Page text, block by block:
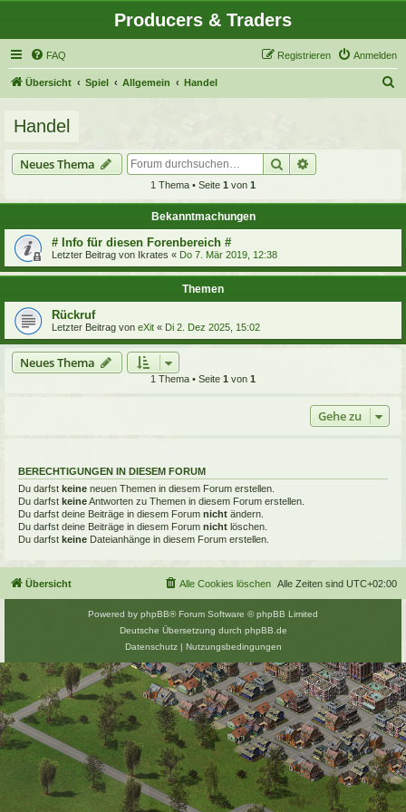
Producers & Traders
FAQ Anmelden
Registrieren
Übersicht Spiel Allgemein Handel
Handel
Neues Thema Suche
1 Thema • Seite 1 von 1
Bekanntmachungen
# Info für diesen Forenbereich #
Letzter Beitrag von Ikrates « Do 7. Mär 2019, 12:38
Themen
Rückruf
Letzter Beitrag von eXit « Di 2. Dez 2025, 15:02
Neues Thema
1 Thema • Seite 1 von 1
Gehe zu
BERECHTIGUNGEN IN DIESEM FORUM
Du darfst keine neuen Themen in diesem Forum erstellen.
Du darfst keineAntworten zu Themen in diesem Forum erstellen.
Du darfst deine Beiträge in diesem Forum nicht ändern.
Du darfst deine Beiträge in diesem Forum nicht löschen.
Du darfst keine Dateianhänge in diesem Forum erstellen.
Übersicht Alle Zeiten sind UTC+02:00
Alle Cookies löschen
Powered by phpBB® Forum Software © phpBB Limited
Deutsche Übersetzung durch phpBB.de
Datenschutz| Nutzungsbedingungen